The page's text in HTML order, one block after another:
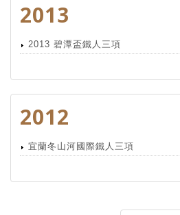
2013
2013 碧潭盃鐵人三項
2012
宜蘭冬山河國際鐵人三項